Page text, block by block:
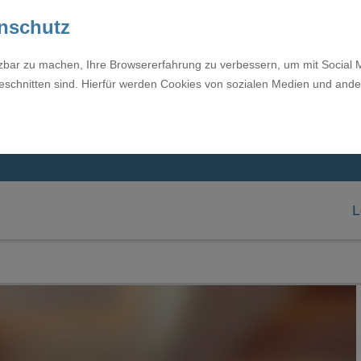
zu machen, Ihre Browsererfahrung zu verbessern, um mit Social
sind. Hierfür werden Cookies von sozialen Medien und